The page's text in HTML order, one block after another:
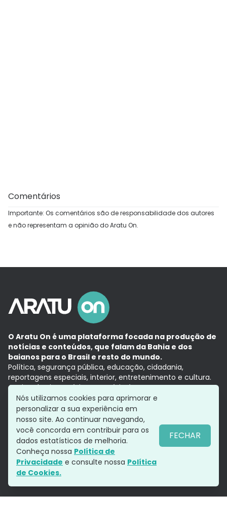
Comentários
Importante: Os comentários são de responsabilidade dos autores
e não representam a opinião do Aratu On.
O Aratu On é uma plataforma focada na produção de
notícias e conteúdos, que falam da Bahia e dos
baianos para o Brasil e resto do mundo.
Política, segurança pública, educação, cidadania,
reportagens especiais, interior, entretenimento e cultura.
Aqui, tudo vira notícia e a notícia é no tempo presente,
com a credibilidade do Grupo Aratu.
Grupo Aratu
Política de privacidade
Siga-nos
Nós utilizamos cookies para aprimorar e
personalizar a sua experiência em
nosso site. Ao continuar navegando,
você concorda em contribuir para os
dados estatísticos de melhoria.
Conheça nossa Política de
Privacidade e consulte nossa Política
de Cookies.
FECHAR